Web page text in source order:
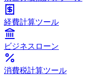
経費計算ツール
ビジネスローン
消費税計算ツール